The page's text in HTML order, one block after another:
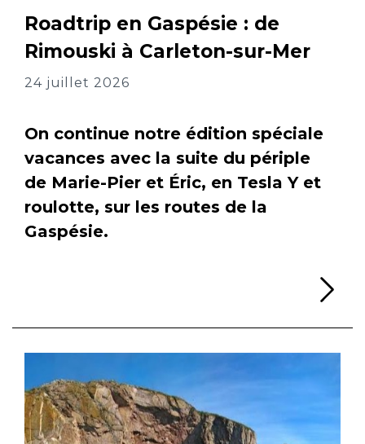
Roadtrip en Gaspésie : de
Rimouski à Carleton-sur-Mer
24 juillet 2026
On continue notre édition spéciale
vacances avec la suite du périple
de Marie-Pier et Éric, en Tesla Y et
roulotte, sur les routes de la
Gaspésie.